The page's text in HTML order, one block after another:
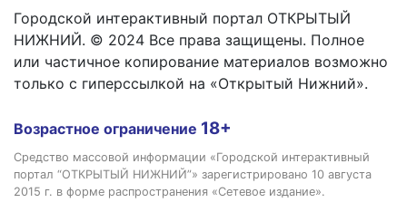
Городской интерактивный портал ОТКРЫТЫЙ
НИЖНИЙ. © 2024 Все права защищены. Полное
или частичное копирование материалов возможно
только с гиперссылкой на «Открытый Нижний».
Возрастное ограничение 18+
Средство массовой информации «Городской интерактивный
портал “ОТКРЫТЫЙ НИЖНИЙ”» зарегистрировано 10 августа
2015 г. в форме распространения «Сетевое издание».